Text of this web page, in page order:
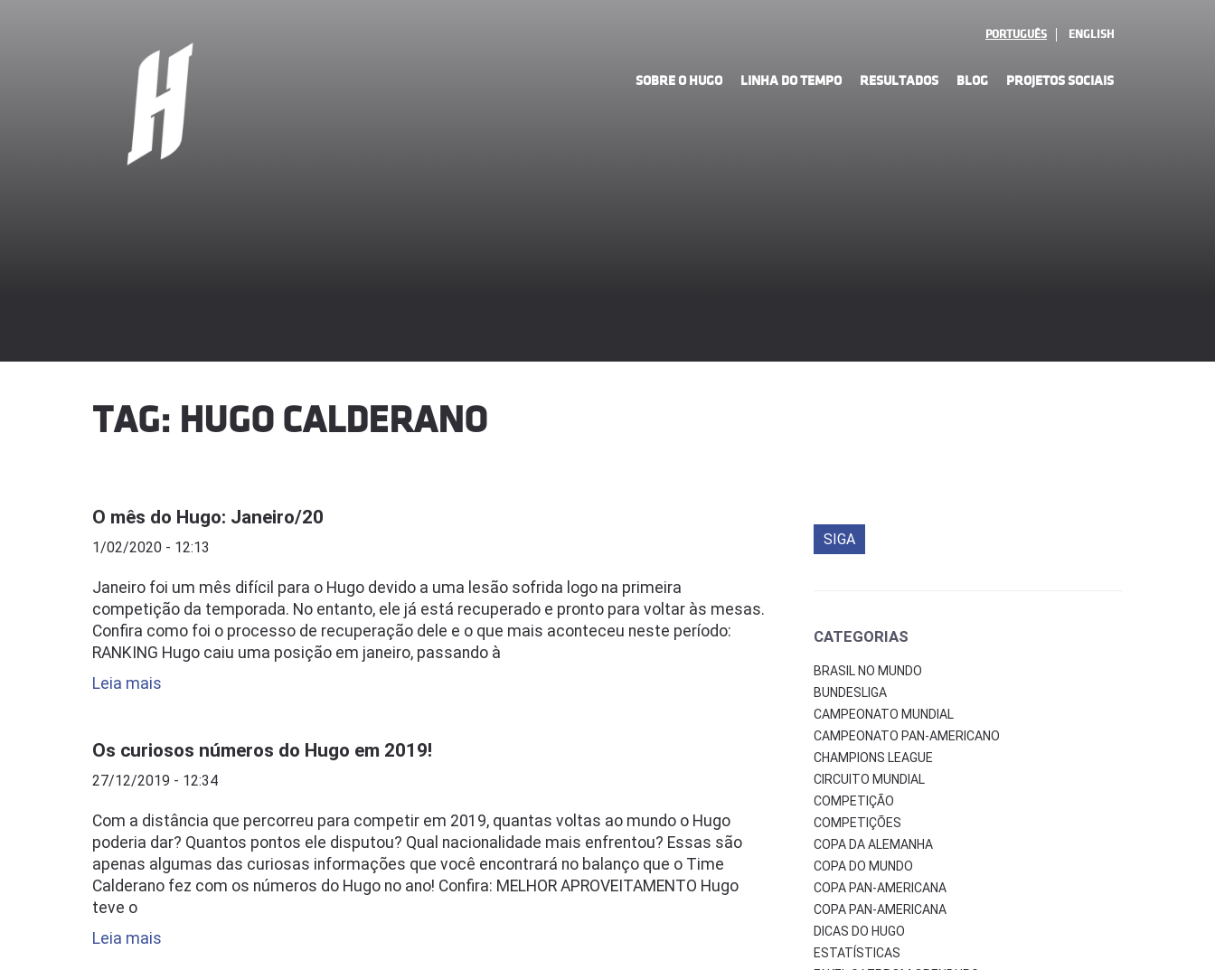
PORTUGUÊS ENGLISH
SOBRE O HUGO LINHA DO TEMPO RESULTADOS BLOG PROJETOS SOCIAIS
TAG: HUGO CALDERANO
O mês do Hugo: Janeiro/20
1/02/2020 - 12:13
Janeiro foi um mês difícil para o Hugo devido a uma lesão sofrida logo na primeira
competição da temporada. No entanto, ele já está recuperado e pronto para voltar às mesas.
Confira como foi o processo de recuperação dele e o que mais aconteceu neste período:
RANKING Hugo caiu uma posição em janeiro, passando à
Leia mais
Os curiosos números do Hugo em 2019!
27/12/2019 - 12:34
Com a distância que percorreu para competir em 2019, quantas voltas ao mundo o Hugo
poderia dar? Quantos pontos ele disputou? Qual nacionalidade mais enfrentou? Essas são
apenas algumas das curiosas informações que você encontrará no balanço que o Time
Calderano fez com os números do Hugo no ano! Confira: MELHOR APROVEITAMENTO Hugo
teve o
Leia mais
SIGA
CATEGORIAS
BRASIL NO MUNDO
BUNDESLIGA
CAMPEONATO MUNDIAL
CAMPEONATO PAN-AMERICANO
CHAMPIONS LEAGUE
CIRCUITO MUNDIAL
COMPETIÇÃO
COMPETIÇÕES
COPA DA ALEMANHA
COPA DO MUNDO
COPA PAN-AMERICANA
COPA PAN-AMERICANA
DICAS DO HUGO
ESTATÍSTICAS